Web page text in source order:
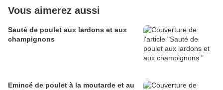
Vous aimerez aussi
Sauté de poulet aux lardons et aux
champignons
Emincé de poulet à la moutarde et au